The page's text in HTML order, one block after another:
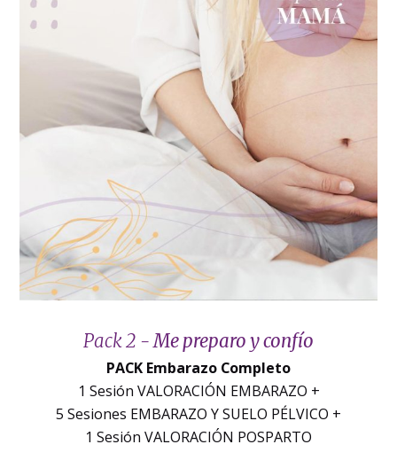
Pack 2 -Me preparo y confío
PACK Embarazo Completo
1 Sesión VALORACIÓN EMBARAZO +
5 Sesiones EMBARAZO Y SUELO PÉLVICO +
1 Sesión VALORACIÓN POSPARTO